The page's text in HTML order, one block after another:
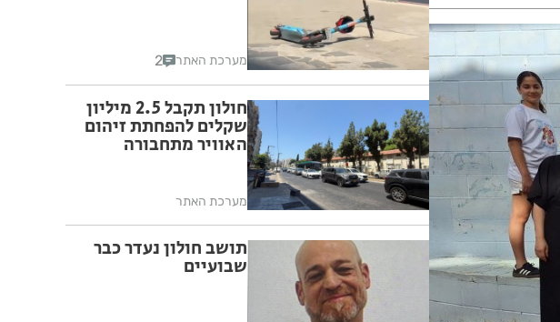
מערכת האתר 2
חולון תקבל 2.5 מיליון
שקלים להפחתת זיהום
האוויר מתחבורה
מערכת האתר
תושב חולון נעדר כבר
שבועיים